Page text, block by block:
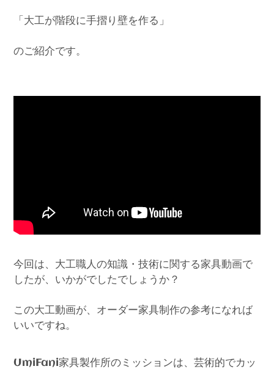
「大工が階段に手摺り壁を作る」
のご紹介です。
今回は、大工職人の知識・技術に関する家具動画で
したが、いかがでしたでしょうか？
この大工動画が、オーダー家具制作の参考になれば
いいですね。
UmiFani家具製作所のミッションは、芸術的でカッ